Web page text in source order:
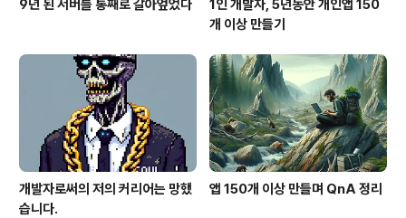
9년 된 서버를 통째로 갈아엎었다
1인 개발자, 5년동안 개인앱 150
개 이상 만들기
개발자로써의 저의 커리어는 망했
습니다.
앱 150개 이상 만들며 QnA 정리